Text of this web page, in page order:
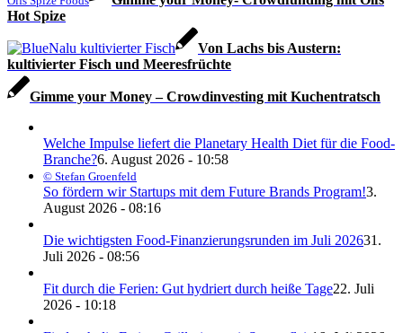
Hot Spize
Von Lachs bis Austern:
kultivierter Fisch und Meeresfrüchte
Gimme your Money – Crowdinvesting mit Kuchentratsch
Welche Impulse liefert die Planetary Health Diet für die Food-
Branche?6. August 2026 - 10:58
© Stefan Groenfeld
So fördern wir Startups mit dem Future Brands Program!3.
August 2026 - 08:16
Die wichtigsten Food-Finanzierungsrunden im Juli 202631.
Juli 2026 - 08:56
Fit durch die Ferien: Gut hydriert durch heiße Tage22. Juli
2026 - 10:18